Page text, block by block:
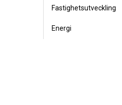
Fastighetsutveckling
Energi